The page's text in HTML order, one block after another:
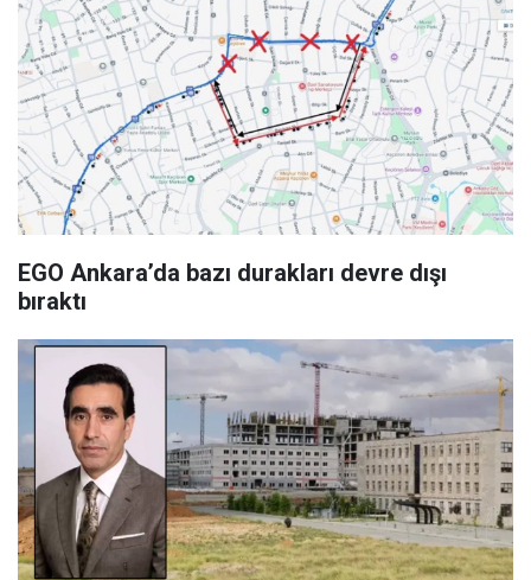
EGO Ankara’da bazı durakları devre dışı
bıraktı